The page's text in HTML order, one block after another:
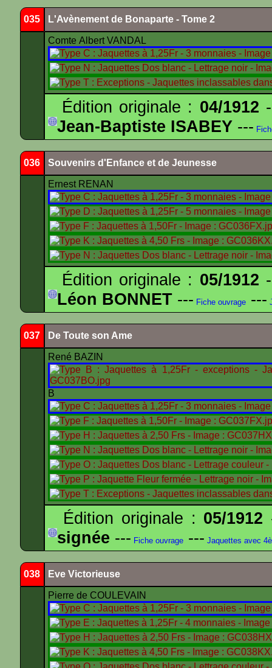
035 L'Avènement de Bonaparte - Tome 2
Comte Albert VANDAL
Édition originale : 04/1912
Jean-Baptiste ISABEY ---
036 Souvenirs d'Enfance et de Jeunesse
Ernest RENAN
Édition originale : 05/1912
Léon BONNET --- Fiche ouvrage ---
037 De Toute son Ame
René BAZIN
B
Édition originale : 05/1912
signée --- Fiche ouvrage --- Jaquettes avec
038 Eve Victorieuse
Pierre de COULEVAIN